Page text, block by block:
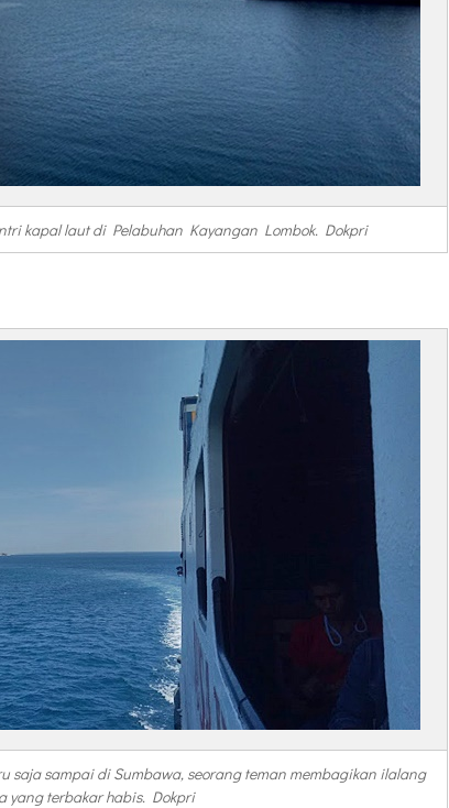
kapal laut di Pelabuhan Kayangan Lombok. Dokpri
saja sampai di Sumbawa, seorang teman membagikan ilalang
yang terbakar habis. Dokpri